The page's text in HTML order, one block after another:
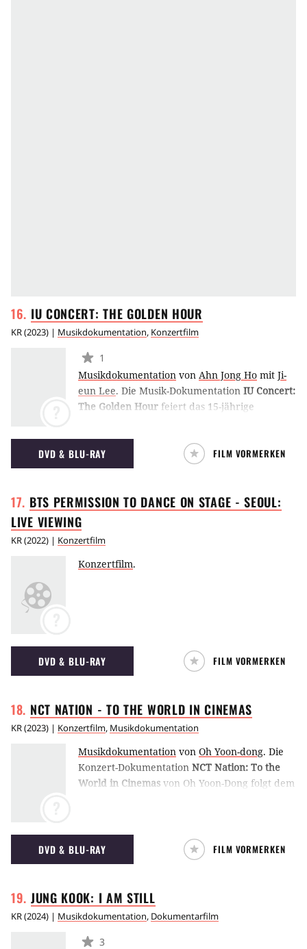
IU CONCERT: THE GOLDEN HOUR
KR(2023) | Musikdokumentation, Konzertfilm
1
Musikdokumentation von Ahn Jong Ho mit Ji-
eun Lee. Die Musik-Dokumentation IU Concert:
The Golden Hour feiert das 15-jährige
KünstlerinJi-eun Lee
Sängerin ihres Heimatlandes im
Olympiastadion von Seoul auf und steigerte
hin zu fliegenden Erdbeer-Mond-Ballons und
Feuerwerk samt Drohnen-Flügen. (ES)
DVD & BLU-RAY FILM VORMERKEN
BTS PERMISSION TO DANCE ON STAGE - SEOUL:
LIVE VIEWING
KR(2022) | Konzertfilm
Konzertfilm.
DVD & BLU-RAY FILM VORMERKEN
NCT NATION - TO THE WORLD INCINEMAS
KR(2023) | Konzertfilm, Musikdokumentation
Musikdokumentation von Oh Yoon-dong. Die
Konzert-Dokumentation NCT Nation: To the
World in Cinemas von Oh Yoon-Dong folgt dem
NCT Dream The Movie: In a Dream(2022) an
und fingen die Begeisterung ihrer Fans sowie
ein. (ES)
DVD & BLU-RAY FILM VORMERKEN
JUNG KOOK: I AMSTILL
KR(2024) | Musikdokumentation, Dokumentarfilm
3